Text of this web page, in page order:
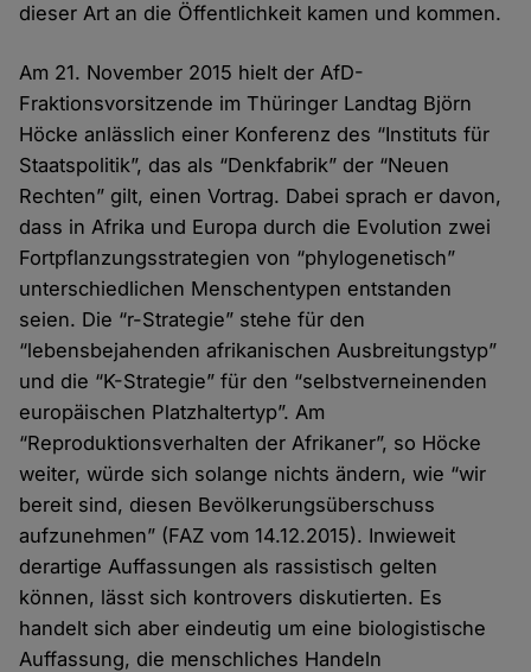
dieser Art an die Öffentlichkeit kamen und kommen.
Am 21. November 2015 hielt der AfD-
Fraktionsvorsitzende im Thüringer Landtag Björn
Höcke anlässlich einer Konferenz des “Instituts für
Staatspolitik”, das als “Denkfabrik” der “Neuen
Rechten” gilt, einen Vortrag. Dabei sprach er davon,
dass in Afrika und Europa durch die Evolution zwei
Fortpflanzungsstrategien von “phylogenetisch”
unterschiedlichen Menschentypen entstanden
seien. Die “r-Strategie” stehe für den
“lebensbejahenden afrikanischen Ausbreitungstyp”
und die “K-Strategie” für den “selbstverneinenden
europäischen Platzhaltertyp”. Am
“Reproduktionsverhalten der Afrikaner”, so Höcke
weiter, würde sich solange nichts ändern, wie “wir
bereit sind, diesen Bevölkerungsüberschuss
aufzunehmen” (FAZ vom 14.12.2015). Inwieweit
derartige Auffassungen als rassistisch gelten
können, lässt sich kontrovers diskutierten. Es
handelt sich aber eindeutig um eine biologistische
Auffassung, die menschliches Handeln